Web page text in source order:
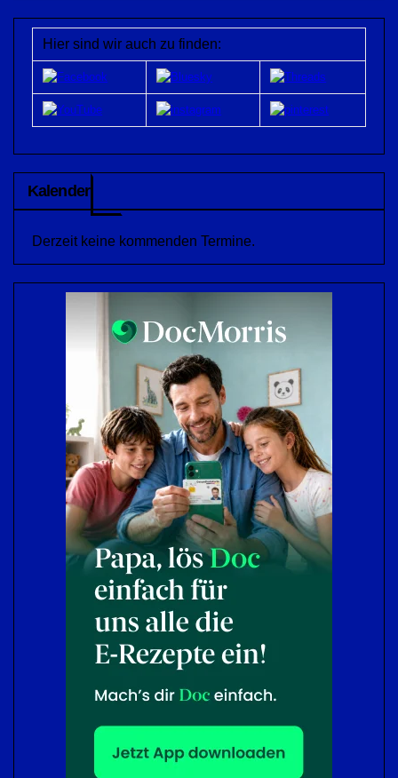
Hier sind wir auch zu finden:
Kalender
Derzeit keine kommenden Termine.